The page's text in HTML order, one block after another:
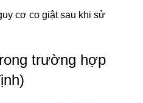
cơ co giật sau khi sử
trường hợp